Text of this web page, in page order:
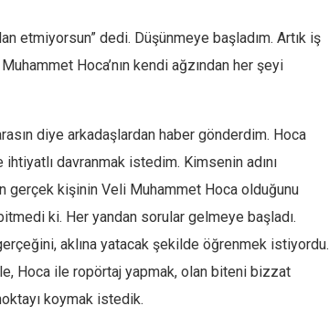
etmiyorsun” dedi. Düşünmeye başladım. Artık iş
Hoca’nın kendi ağzından her şeyi
diye arkadaşlardan haber gönderdim. Hoca
ihtiyatlı davranmak istedim. Kimsenin adını
gerçek kişinin Veli Muhammet Hoca olduğunu
ki. Her yandan sorular gelmeye başladı.
aklına yatacak şekilde öğrenmek istiyordu.
Hoca ile ropörtaj yapmak, olan biteni bizzat
koymak istedik.